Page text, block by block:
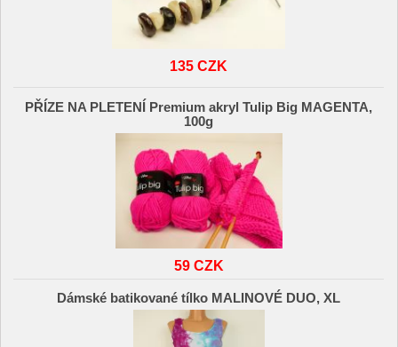
135 CZK
PŘÍZE NA PLETENÍ Premium akryl Tulip Big MAGENTA,
100g
59 CZK
Dámské batikované tílko MALINOVÉ DUO, XL